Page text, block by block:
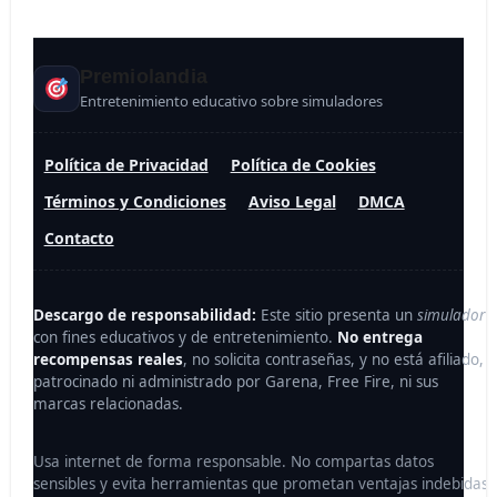
Premi
Entretenimiento educativo sobre simuladores
Política de Privacidad
Política de Cookies
Términos y Condiciones
Aviso Legal
DMCA
Contacto
Descargo de responsabilidad: Este sitio presenta un simulador
con fines educativos y de entretenimiento. No entrega
recompensas reales, no solicita contraseñas, y no está afiliado,
patrocinado ni administrado por Garena, Free Fire, ni sus
marcas relacionadas.
Usa internet de forma responsable. No compartas datos
sensibles y evita herramientas que prometan ventajas indebidas